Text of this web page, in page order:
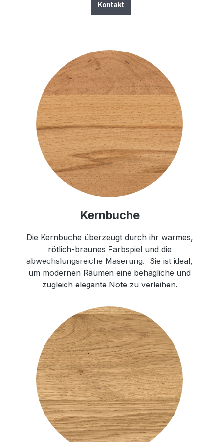
Kontakt
Kernbuche
Die Kernbuche überzeugt durch ihr warmes,
rötlich-braunes Farbspiel und die
abwechslungsreiche Maserung. Sie ist ideal,
um modernen Räumen eine behagliche und
zugleich elegante Note zu verleihen.